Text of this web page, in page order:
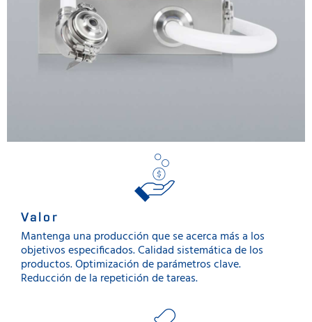
Valor
Mantenga una producción que se acerca más a los
objetivos especificados. Calidad sistemática de los
productos. Optimización de parámetros clave.
Reducción de la repetición de tareas.